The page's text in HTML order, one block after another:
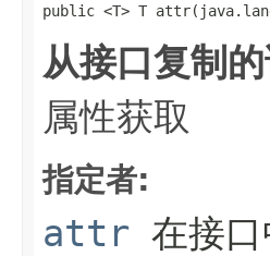
public <T> T
从接口复制
属性获取
指定者:
attr 在接